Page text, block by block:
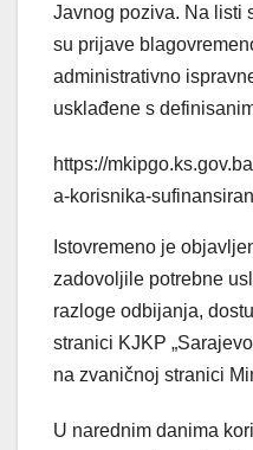
Javnog poziva. Na listi
su prijave
administrativno
usklađene s
https://
a-korisnika-
Istovremeno je
zadovoljile potrebne
razloge odbijanja,
stranici KJKP
na zvaničnoj stranici
U narednim danima